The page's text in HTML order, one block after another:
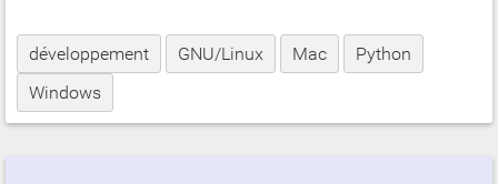
développement GNU/Linux Mac
Python
Windows